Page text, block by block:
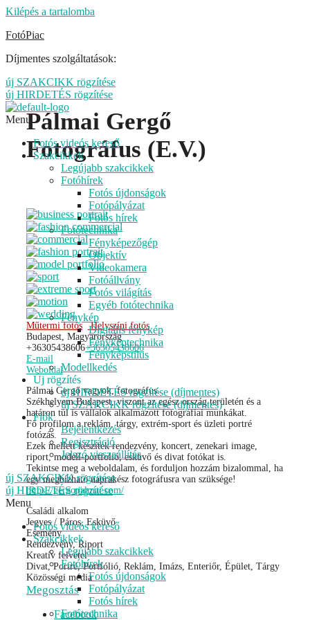
Kilépés a tartalomba
FotóPiac
Díjmentes szolgáltatások:
új SZAKCIKK rögzítése
új HIRDETÉS rögzítése
Menu
Fotós videós kereső
Szakcikkek
Legújabb szakcikkek
Fotóhírek
Fotós újdonságok
Fotópályázat
Fotós hírek
Fotótechnika
Fényképezőgép
Objektív
Videokamera
Fotóállvány
Fotós világítás
Egyéb fotótechnika
Fénykép
Digitális fénykép
Fényképtechnika
Fényképstílus
Modellkedés
Új rögzítés
új HIRDETÉS rögzítése (díjmentes)
új SZAKCIKK rögzítése (díjmentes)
Fiók
Bejelentkezés
Regisztráció
Jelszó visszaállítás
új SZAKCIKK rögzítése
új HIRDETÉS rögzítése
Menu
Fotós videós kereső
Szakcikkek
Legújabb szakcikkek
Fotóhírek
Fotós újdonságok
Fotópályázat
Fotós hírek
Fotótechnika
Pálmai Gergő
Fotográfus (E.V.)
Műtermi fotós Helyszíni fotós
Budapest, Magyarország
+36305438606+36305438606
E-mail
Weboldal
Pálmai Gergő vagyok, fotográfus.
Székhelyem Budapest, viszont az egész ország területén és a
határon túl is vállalok alkalmazott fotográfiai munkákat.
Fő profilom a reklám, tárgy, extrém-sport és üzleti portré
fotózás.
Ezek mellett készítek rendezvény, koncert, zenekari image,
riport, modell-portfolió, esküvő és divat fotókat is.
Tekintse meg a weboldalam, és forduljon hozzám bizalommal, ha
egy megbízható naprakész fotográfusra van szüksége!
https://gergopalmai.com/
Családi alkalom
Jegyes / Páros, Esküvő
Esemény
Rendezvény, Riport
Kreatív felvétel
Divat, Portré, Portfólió, Reklám, Imázs, Enteriőr, Épület, Tárgy
Közösségi média
Megosztás
Facebook